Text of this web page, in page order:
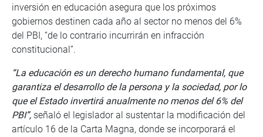
inversión en educación asegura que los próximos
gobiernos destinen cada año al sector no menos del 6%
del PBI, “de lo contrario incurrirán en infracción
constitucional”.
“La educación es un derecho humano fundamental, que
garantiza el desarrollo de la persona y la sociedad, por lo
que el Estado invertirá anualmente no menos del 6% del
PBI”, señaló el legislador al sustentar la modificación del
artículo 16 de la Carta Magna, donde se incorporará el